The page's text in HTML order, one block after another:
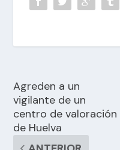
Agreden a un
vigilante de un
centro de valoración
de Huelva